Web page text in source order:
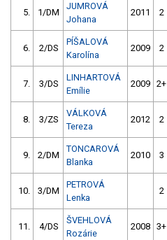
5. 1/DM
JUMROVÁ
Johana
2011 2
6. 2/DS
PÍŠALOVÁ
Karolína
2009 2
7. 3/DS
LINHARTOVÁ
Emílie
2009 2+
8. 3/ZS
VÁLKOVÁ
Tereza
2012 2
9. 2/DM
TONCAROVÁ
Blanka
2010 3
10. 3/DM
PETROVÁ
Lenka
2
11. 4/DS
ŠVEHLOVÁ
Rozárie
2008 3+